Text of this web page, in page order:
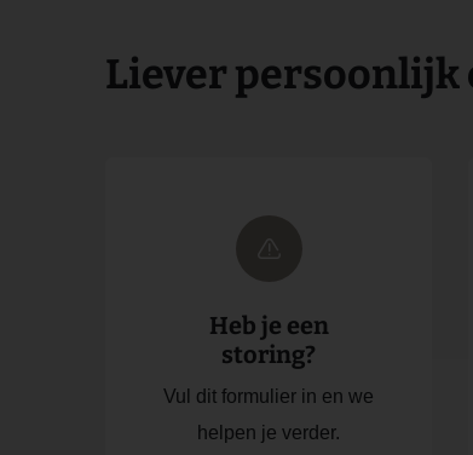
Liever persoonlijk
Heb je een
storing?
Vul dit formulier in en we
helpen je verder.